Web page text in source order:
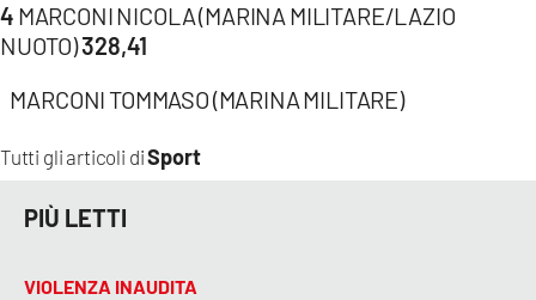
Tutti gli articoli diSport
4 MARCONI NICOLA (MARINA MILITARE/LAZIO
NUOTO)328,41
MARCONI TOMMASO (MARINA MILITARE)
PIÙ LETTI
VIOLENZA INAUDITA